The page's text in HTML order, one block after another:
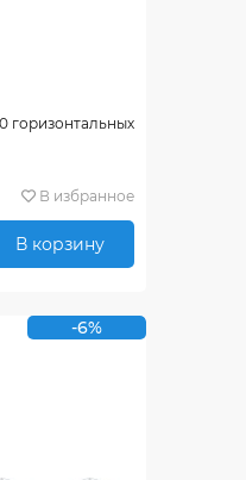
горизонтальных
В избранное
В корзину
-6%